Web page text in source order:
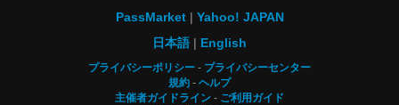
PassMarket
Yahoo! JAPAN
日本語
English
プライバシーポリシー
プライバシーセンター
規約
ヘルプ
主催者ガイドライン
ご利用ガイド